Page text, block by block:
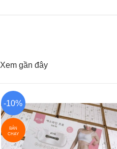
Xem gần đây
-10%
BÁN
CHẠY